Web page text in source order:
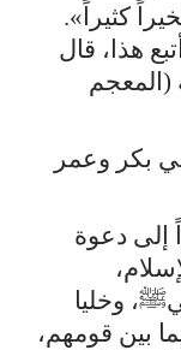
كثيراً».
هذا، قال
(المعجم
بكر وعمر
دعوة
وخليا
بين قومهم،